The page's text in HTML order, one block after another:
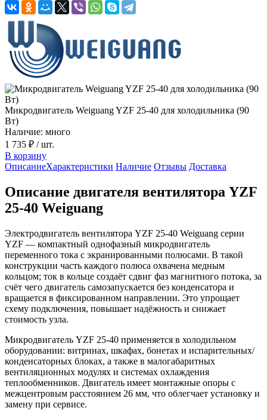
Микродвигатель Weiguang YZF 25-40 для холодильника (90
Вт)
Наличие: много
1 735 ₽ / шт.
В корзину
ОписаниеХарактеристики Наличие Отзывы Доставка
Описание двигателя вентилятора YZF
25-40 Weiguang
Электродвигатель вентилятора YZF 25-40 Weiguang серии
YZF — компактный однофазный микродвигатель
переменного тока с экранированными полюсами. В такой
конструкции часть каждого полюса охвачена медным
кольцом; ток в кольце создаёт сдвиг фаз магнитного потока, за
счёт чего двигатель самозапускается без конденсатора и
вращается в фиксированном направлении. Это упрощает
схему подключения, повышает надёжность и снижает
стоимость узла.
Микродвигатель YZF 25-40 применяется в холодильном
оборудовании: витринах, шкафах, бонетах и испарительных/
конденсаторных блоках, а также в малогабаритных
вентиляционных модулях и системах охлаждения
теплообменников. Двигатель имеет монтажные опоры с
межцентровым расстоянием 26 мм, что облегчает установку и
замену при сервисе.